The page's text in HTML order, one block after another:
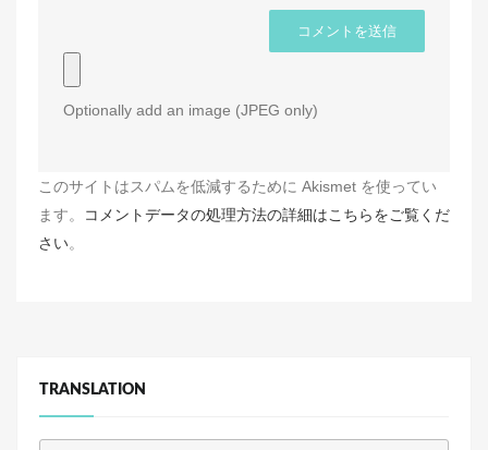
Optionally add an image (JPEG only)
このサイトはスパムを低減するために Akismet を使ってい
ます。
コメントデータの処理方法の詳細はこちらをご覧くだ
さい。
TRANSLATION